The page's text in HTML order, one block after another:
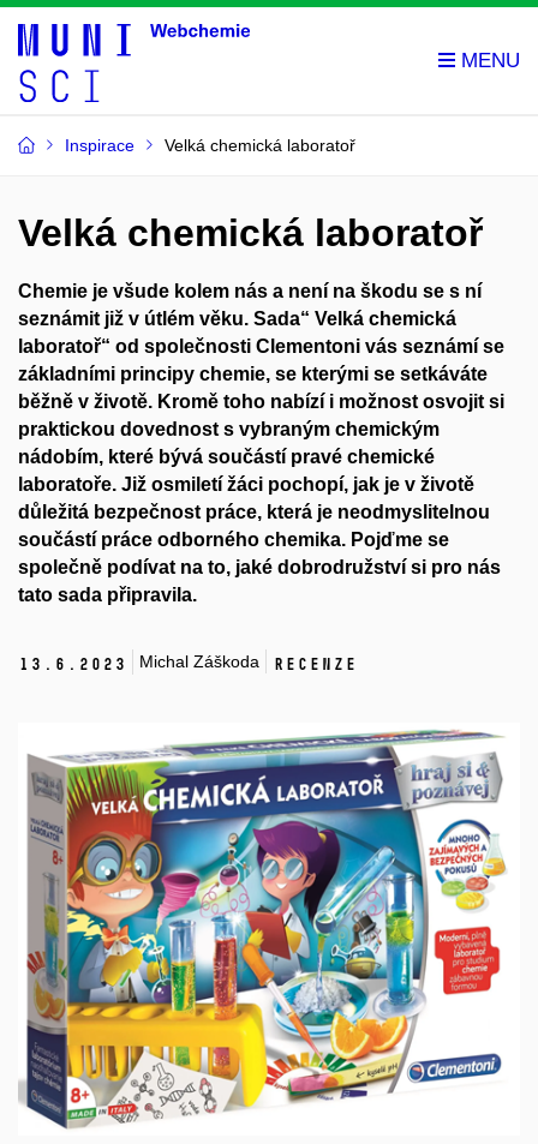
Inspirace Velká chemická laboratoř
Velká chemická laboratoř
Chemie je všude kolem nás a není na škodu se s ní
seznámit již v útlém věku. Sada“ Velká chemická
laboratoř“ od společnosti Clementoni vás seznámí se
základními principy chemie, se kterými se setkáváte
běžně v životě. Kromě toho nabízí i možnost osvojit si
praktickou dovednost s vybraným chemickým
nádobím, které bývá součástí pravé chemické
laboratoře. Již osmiletí žáci pochopí, jak je v životě
důležitá bezpečnost práce, která je neodmyslitelnou
součástí práce odborného chemika. Pojďme se
společně podívat na to, jaké dobrodružství si pro nás
tato sada připravila.
13. 6. 2023 Michal Záškoda Recenze